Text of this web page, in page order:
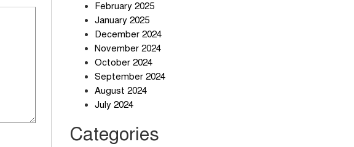
February 2025
January 2025
December 2024
November 2024
October 2024
September 2024
August 2024
July 2024
Categories